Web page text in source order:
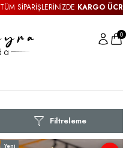
KARGO ÜCRETSİZ!
0
Filtreleme
Yeni